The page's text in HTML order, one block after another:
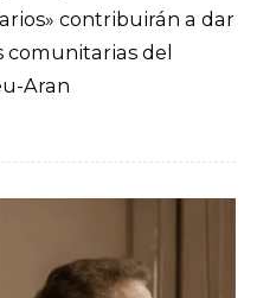
contribuirán a dar
comunitarias del
Aran